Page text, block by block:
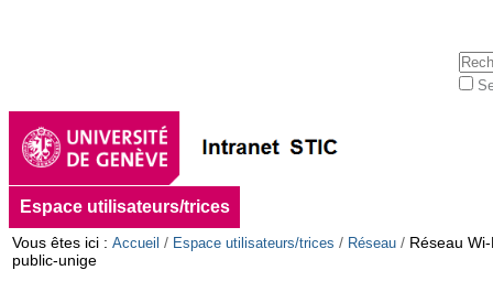
à
navigation
Espace utilisateurs/trices
Vous êtes ici : Accueil / Espace utilisateurs/trices / Réseau / Réseau
public-unige